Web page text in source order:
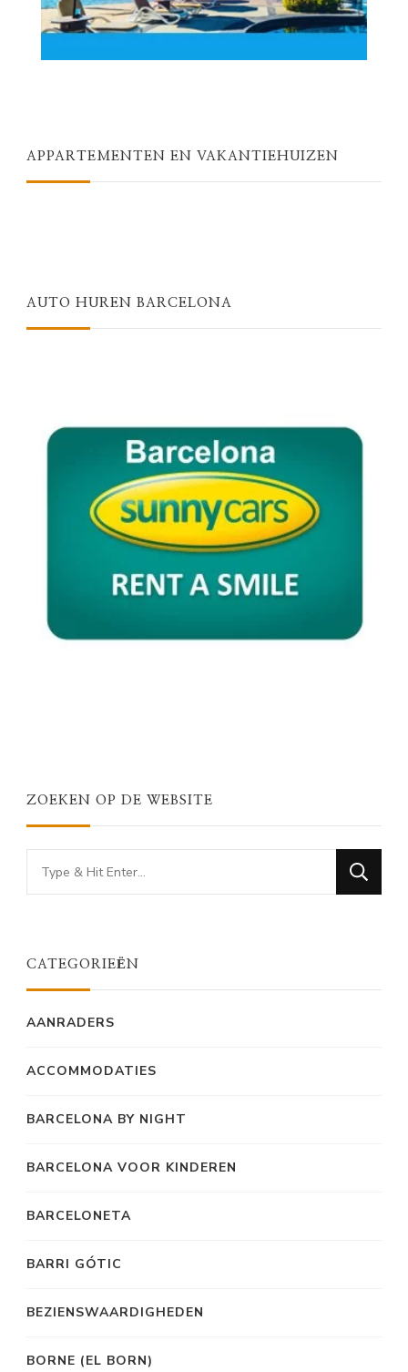
APPARTEMENTEN EN VAKANTIEHUIZEN
AUTO HUREN BARCELONA
ZOEKEN OP DE WEBSITE
Looking
for
CATEGORIEËN
AANRADERS
ACCOMMODATIES
BARCELONA BY NIGHT
BARCELONA VOOR KINDEREN
BARCELONETA
BARRI GÓTIC
BEZIENSWAARDIGHEDEN
BORNE (EL BORN)